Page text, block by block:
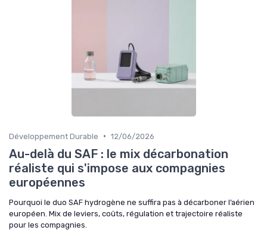
Développement Durable • 12/06/2026
Au-delà du SAF : le mix décarbonation
réaliste qui s'impose aux compagnies
européennes
Pourquoi le duo SAF hydrogène ne suffira pas à décarboner l’aérien
européen. Mix de leviers, coûts, régulation et trajectoire réaliste
pour les compagnies.